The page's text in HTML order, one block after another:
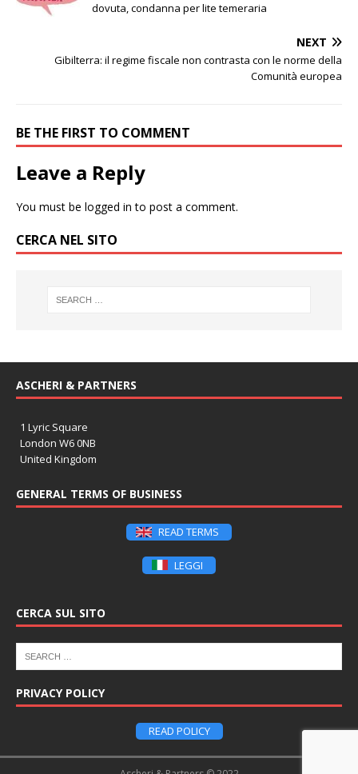
dovuta, condanna per lite temeraria
NEXT
Gibilterra: il regime fiscale non contrasta con le norme della
Comunità europea
BE THE FIRST TO COMMENT
Leave a Reply
You must be logged in to post a comment.
CERCA NEL SITO
ASCHERI & PARTNERS
1 Lyric Square
London W6 0NB
United Kingdom
GENERAL TERMS OF BUSINESS
READ TERMS
LEGGI
CERCA SUL SITO
PRIVACY POLICY
READ POLICY